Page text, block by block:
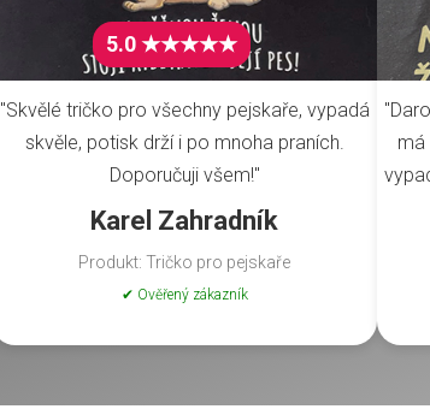
5.0 ★★★★★
"Skvělé tričko pro všechny pejskaře, vypadá
skvěle, potisk drží i po mnoha praních.
Doporučuji všem!"
Karel Zahradník
Produkt: Tričko pro pejskaře
✔ Ověřený zákazník
má